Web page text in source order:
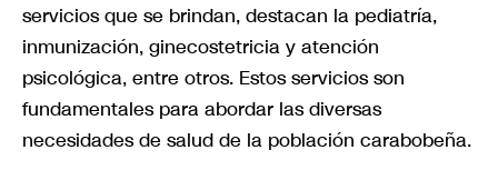
servicios que se brindan, destacan la pediatría,
inmunización, ginecostetricia y atención
psicológica, entre otros. Estos servicios son
fundamentales para abordar las diversas
necesidades de salud de la población carabobeña.